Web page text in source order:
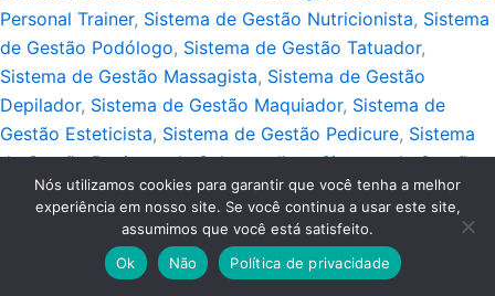
Personal Trainer, Sistema de Gestão Nutricionista, Sistema
de Gestão Podólogo, Sistema de Gestão Tatuador,
Sistema de Gestão Massagista, Sistema de Gestão
Depilador, Sistema de Gestão Maquiador, Sistema de
Gestão Esteticista, Sistema de Gestão Pedicure, Sistema
de Gestão Designer de Sobrancelhas,Sistema de Gestão
Manicure,Sistema de Gestão Cabeleireiro ,Sistema de
Gestão Barbeiro , Sistema de Gestão Guincho
Copyright © 2026 Blog Sistemas Próprios | Webmaster:
Produtos Digitais.
Nós utilizamos cookies para garantir que você tenha a melhor
experiência em nosso site. Se você continua a usar este site,
assumimos que você está satisfeito.
Ok
Não Política de privacidade